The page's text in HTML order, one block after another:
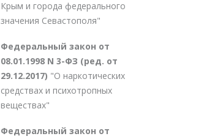
Крым и города федерального
значения Севастополя"
Федеральный закон от
08.01.1998 N 3-ФЗ (ред. от
29.12.2017) "О наркотических
средствах и психотропных
веществах"
Федеральный закон от